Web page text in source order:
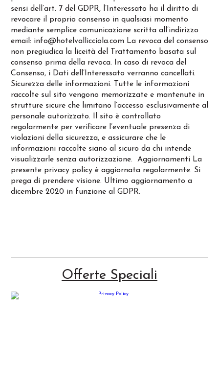
sensi dell’art. 7 del GDPR, l’Interessato ha il diritto di
revocare il proprio consenso in qualsiasi momento
mediante semplice comunicazione scritta all’indirizzo
email: info@hotelvallicciola.comLa revoca del consenso
non pregiudica la liceità del Trattamento basata sul
consenso prima della revoca. In caso di revoca del
Consenso, i Dati dell’Interessato verranno cancellati.
Sicurezza delle informazioni. Tutte le informazioni
raccolte sul sito vengono memorizzate e mantenute in
strutture sicure che limitano l’accesso esclusivamente al
personale autorizzato. Il sito è controllato
regolarmente per verificare l’eventuale presenza di
violazioni della sicurezza, e assicurare che le
informazioni raccolte siano al sicuro da chi intende
visualizzarle senza autorizzazione. Aggiornamenti La
presente privacy policy è aggiornata regolarmente. Si
prega di prendere visione. Ultimo aggiornamento a
dicembre 2020 in funzione al GDPR.
Offerte Speciali